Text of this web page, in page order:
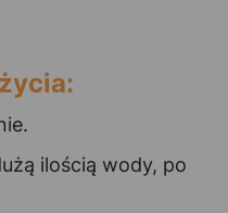
ilością wody, po